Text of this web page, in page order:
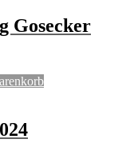
Gosecker